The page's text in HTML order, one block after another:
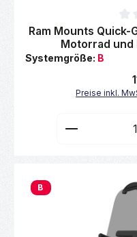
Durchschnittliche
Ram Mounts
Motorrad und
Systemgröße: B
Preise inkl.
Produkt
B